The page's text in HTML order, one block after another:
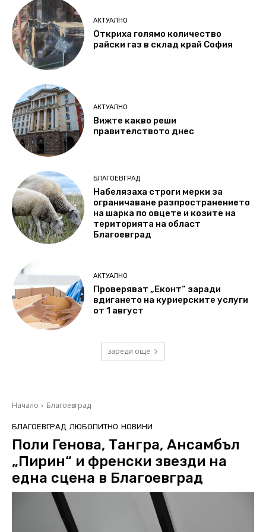
АКТУАЛНО
Откриха голямо количество
райски газ в склад край София
АКТУАЛНО
Вижте какво реши
правителството днес
БЛАГОЕВГРАД
Набелязаха строги мерки за
ограничаване разпространението
на шарка по овцете и козите на
територията на област
Благоевград
АКТУАЛНО
Проверяват „Еконт“ заради
вдигането на куриерските услуги
от 1 август
зареди още